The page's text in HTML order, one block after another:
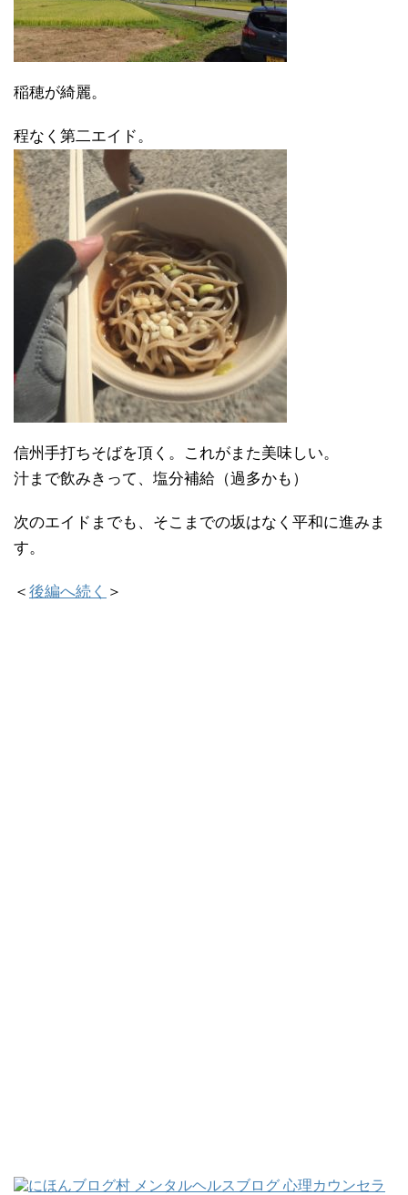
稲穂が綺麗。
程なく第二エイド。
信州手打ちそばを頂く。これがまた美味しい。
汁まで飲みきって、塩分補給（過多かも）
次のエイドまでも、そこまでの坂はなく平和に進みま
す。
＜ 後編へ続く ＞